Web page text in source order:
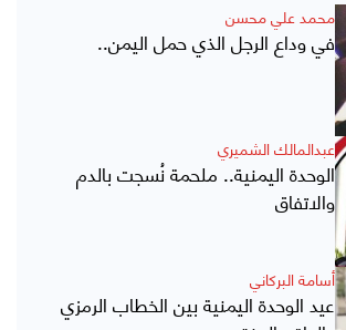
محمد علي محسن
في وداع الرجل الذي حمل اليمن..
عبدالمالك الشميري
الوحدة اليمنية.. ملحمة نُسجت بالدم
والاتفاق
أسامة البركاني
عيد الوحدة اليمنية بين الخطاب الرمزي